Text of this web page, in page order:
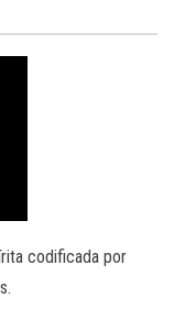
codificada por